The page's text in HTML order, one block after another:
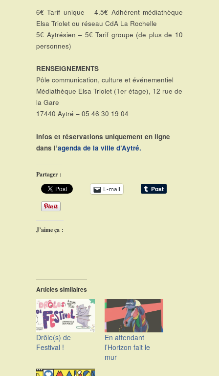
6€ Tarif unique – 4.5€ Adhérent médiathèque
Elsa Triolet ou réseau CdA La Rochelle
5€ Aytrésien – 5€ Tarif groupe (de plus de 10
personnes)
RENSEIGNEMENTS
Pôle communication, culture et événementiel
Médiathèque Elsa Triolet (1er étage), 12 rue de
la Gare
17440 Aytré – 05 46 30 19 04
Infos et réservations uniquement en ligne
dans l’agenda de la ville d’Aytré.
Partager :
E-mail
J’aime ça :
Articles similaires
Drôle(s) de
Festival !
En attendant
l’Horizon fait le
mur